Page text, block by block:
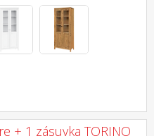
+ 1 zásuvka TORINO